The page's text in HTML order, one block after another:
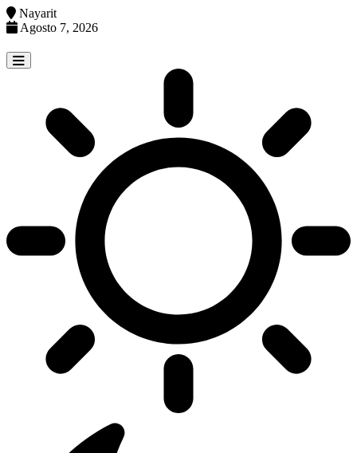
Nayarit
Agosto 7, 2026
to
content